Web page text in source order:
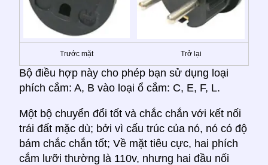
Trước mặt Trở lại
Bộ điều hợp này cho phép bạn sử dụng loại
phích cắm: A, B vào loại ổ cắm: C, E, F, L.
Một bộ chuyển đổi tốt và chắc chắn với kết nối
trái đất mặc dù; bởi vì cấu trúc của nó, nó có độ
bám chắc chắn tốt; Về mặt tiêu cực, hai phích
cắm lưỡi thường là 110v, nhưng hai đầu nối